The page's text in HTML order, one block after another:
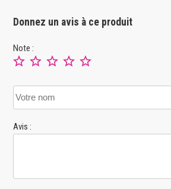
Donnez un avis à ce produit
Note :
Avis :